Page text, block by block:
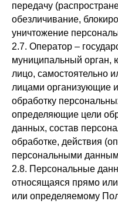
передачу
обезличивание,
уничтожение
2.7. Оператор –
муниципальный орган,
лицо, самостоятельно
лицами организующие
обработку
определяющие цели
данных, состав
обработке, действия
персональными
2.8. Персональные
относящаяся прямо
или определяемому